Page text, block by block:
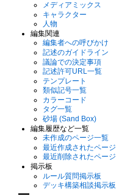
メディアミックス
キャラクター
人物
編集関連
編集者への呼びかけ
記述のガイドライン
議論での決定事項
記述許可URL一覧
テンプレート
類似記号一覧
カラーコード
タグ一覧
砂場 (Sand Box)
編集履歴など一覧
未作成のページ一覧
最近作成されたページ
最近削除されたページ
掲示板
ルール質問掲示板
デッキ構築相談掲示板